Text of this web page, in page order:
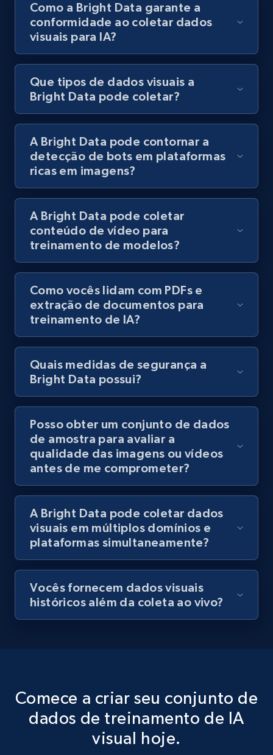
Como a Bright Data garante a
conformidade ao coletar dados
visuais para IA?
Que tipos de dados visuais a
Bright Data pode coletar?
A Bright Data pode contornar a
detecção de bots em plataformas
ricas em imagens?
A Bright Data pode coletar
conteúdo de vídeo para
treinamento de modelos?
Como vocês lidam com PDFs e
extração de documentos para
treinamento de IA?
Quais medidas de segurança a
Bright Data possui?
Posso obter um conjunto de dados
de amostra para avaliar a
qualidade das imagens ou vídeos
antes de me comprometer?
A Bright Data pode coletar dados
visuais em múltiplos domínios e
plataformas simultaneamente?
Vocês fornecem dados visuais
históricos além da coleta ao vivo?
Comece a criar seu conjunto de
dados de treinamento de IA
visual hoje.